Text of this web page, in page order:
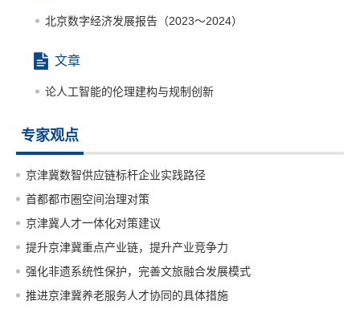
北京数字经济发展报告（2023～2024）
文章
论人工智能的伦理建构与规制创新
专家观点
京津冀数智供应链标杆企业实践路径
首都都市圈空间治理对策
京津冀人才一体化对策建议
提升京津冀重点产业链，提升产业竞争力
强化非遗系统性保护，完善文旅融合发展模式
推进京津冀养老服务人才协同的具体措施